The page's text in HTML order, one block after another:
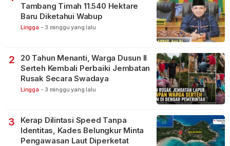
Tambang Timah 11.540 Hektare
Baru Diketahui Wabup
Lingga - 3 minggu yang lalu
2
20 Tahun Menanti, Warga Dusun II
Serteh Kembali Perbaiki Jembatan
Rusak Secara Swadaya
Lingga - 3 minggu yang lalu
3
Kerap Dilintasi Speed Tanpa
Identitas, Kades Belungkur Minta
Pengawasan Laut Diperketat